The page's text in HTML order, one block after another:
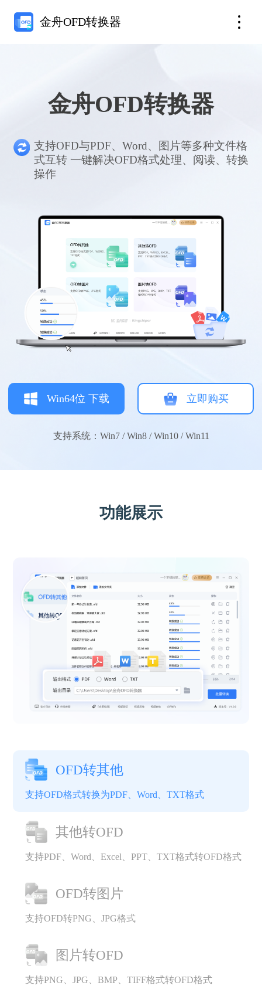
金舟OFD转换器
金舟OFD转换器
支持OFD与PDF、Word、图片等多种文件格
式互转 一键解决OFD格式处理、阅读、转换
操作
Win64位 下载 立即购买
支持系统：Win7 / Win8 / Win10 / Win11
功能展示
OFD转其他
支持OFD格式转换为PDF、Word、TXT格式
其他转OFD
支持PDF、Word、Excel、PPT、TXT格式转OFD格式
OFD转图片
支持OFD转PNG、JPG格式
图片转OFD
支持PNG、JPG、BMP、TIFF格式转OFD格式